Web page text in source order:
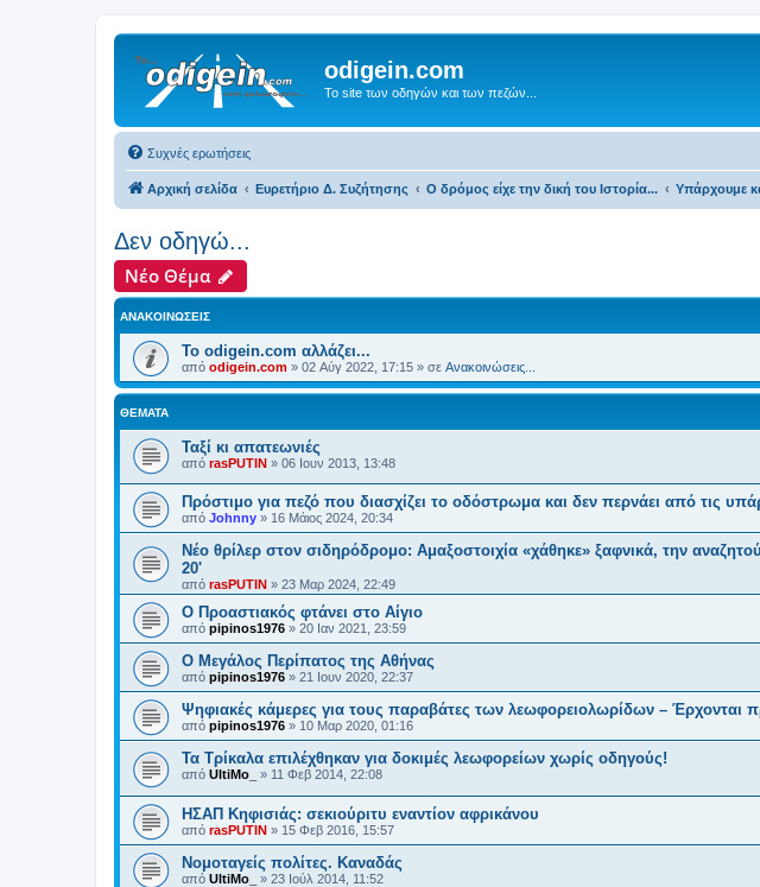
odigein.com
Το site των οδηγών και των πεζών...
Συχνές ερωτήσεις
Αρχική σελίδα Ευρετήριο Δ. Συζήτησης Ο δρόμος είχε την δική του Ιστορία... Υπάρχουμε
Δεν οδηγώ...
Νέο Θέμα
ΑΝΑΚΟΙΝΏΣΕΙΣ
Το odigein.com αλλάζει...
από odigein.com » 02 Αύγ 2022, 17:15 » σε Ανακοινώσεις...
ΘΈΜΑΤΑ
Ταξί κι απατεωνιές
από rasPUTIN » 06 Ιουν 2013, 13:48
Πρόστιμο για πεζό που διασχίζει το οδόστρωμα και δεν περνάει από τις
από Johnny » 16 Μάιος 2024, 20:34
Νέο θρίλερ στον σιδηρόδρομο: Αμαξοστοιχία «χάθηκε» ξαφνικά, την
20'
από rasPUTIN » 23 Μαρ 2024, 22:49
Ο Προαστιακός φτάνει στο Αίγιο
από pipinos1976 » 20 Ιαν 2021, 23:59
Ο Μεγάλος Περίπατος της Αθήνας
από pipinos1976 » 21 Ιουν 2020, 22:37
Ψηφιακές κάμερες για τους παραβάτες των λεωφορειολωρίδων – Έρχονται
από pipinos1976 » 10 Μαρ 2020, 01:16
Τα Τρίκαλα επιλέχθηκαν για δοκιμές λεωφορείων χωρίς οδηγούς!
από UltiMo_ » 11 Φεβ 2014, 22:08
ΗΣΑΠ Κηφισιάς: σεκιούριτυ εναντίον αφρικάνου
από rasPUTIN » 15 Φεβ 2016, 15:57
Νομοταγείς πολίτες. Καναδάς
από UltiMo_ » 23 Ιούλ 2014, 11:52